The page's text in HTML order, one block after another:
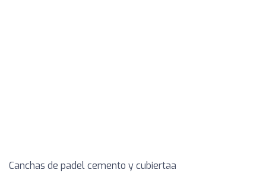
Canchas de padel cemento y cubiertaa